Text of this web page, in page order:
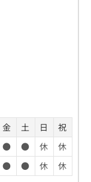
金 土 日
祝
● ● 休
休
● ● 休
休